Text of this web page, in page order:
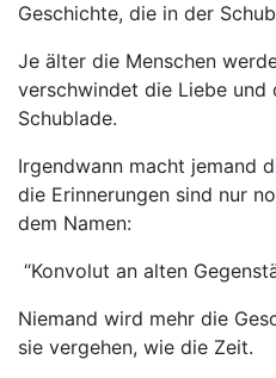
Geschichte, die in der
Je älter die Menschen
verschwindet die Liebe und
Schublade.
Irgendwann macht jemand
die Erinnerungen sind nur
dem Namen:
“Konvolut an alten
Niemand wird mehr die
sie vergehen, wie die Zeit.